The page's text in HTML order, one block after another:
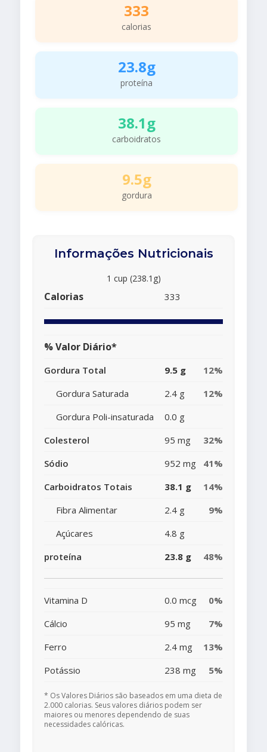
333
calorias
23.8g
proteína
38.1g
carboidratos
9.5g
gordura
Informações Nutricionais
1 cup (238.1g)
Calorias 333
% Valor Diário*
Gordura Total 9.5 g
12%
Gordura Saturada
2.4 g
12%
Gordura Poli-insaturada
0.0 g
Colesterol
95 mg
32%
Sódio
952 mg
41%
Carboidratos Totais
38.1 g
14%
Fibra Alimentar
2.4 g
9%
Açúcares
4.8 g
proteína
23.8 g 48%
Vitamina D 0.0 mcg
0%
Cálcio
95 mg
7%
Ferro
2.4 mg
13%
Potássio
238 mg 5%
* Os Valores Diários são baseados em uma dieta de
2.000 calorias. Seus valores diários podem ser
maiores ou menores dependendo de suas
necessidades calóricas.